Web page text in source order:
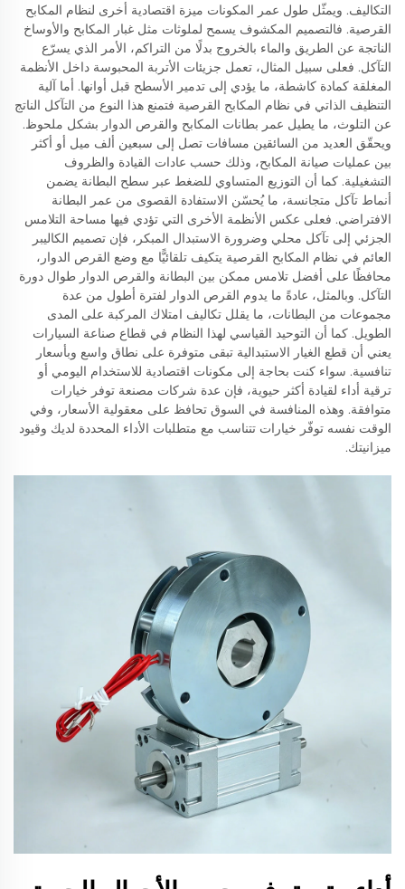
التكاليف. ويمثّل طول عمر المكونات ميزة اقتصادية أخرى لنظام المكابح
القرصية. فالتصميم المكشوف يسمح لملوثات مثل غبار المكابح والأوساخ
الناتجة عن الطريق والماء بالخروج بدلًا من التراكم، الأمر الذي يسرّع
التآكل. فعلى سبيل المثال، تعمل جزيئات الأتربة المحبوسة داخل الأنظمة
المغلقة كمادة كاشطة، ما يؤدي إلى تدمير الأسطح قبل أوانها. أما آلية
التنظيف الذاتي في نظام المكابح القرصية فتمنع هذا النوع من التآكل الناتج
عن التلوث، ما يطيل عمر بطانات المكابح والقرص الدوار بشكل ملحوظ.
ويحقّق العديد من السائقين مسافات تصل إلى سبعين ألف ميل أو أكثر
بين عمليات صيانة المكابح، وذلك حسب عادات القيادة والظروف
التشغيلية. كما أن التوزيع المتساوي للضغط عبر سطح البطانة يضمن
أنماط تآكل متجانسة، ما يُحسّن الاستفادة القصوى من عمر البطانة
الافتراضي. فعلى عكس الأنظمة الأخرى التي تؤدي فيها مساحة التلامس
الجزئي إلى تآكل محلي وضرورة الاستبدال المبكر، فإن تصميم الكاليبر
العائم في نظام المكابح القرصية يتكيف تلقائيًّا مع وضع القرص الدوار،
محافظًا على أفضل تلامس ممكن بين البطانة والقرص الدوار طوال دورة
التآكل. وبالمثل، عادةً ما يدوم القرص الدوار لفترة أطول من عدة
مجموعات من البطانات، ما يقلل تكاليف امتلاك المركبة على المدى
الطويل. كما أن التوحيد القياسي لهذا النظام في قطاع صناعة السيارات
يعني أن قطع الغيار الاستبدالية تبقى متوفرة على نطاق واسع وبأسعار
تنافسية. سواء كنت بحاجة إلى مكونات اقتصادية للاستخدام اليومي أو
ترقية أداء لقيادة أكثر حيوية، فإن عدة شركات مصنعة توفر خيارات
متوافقة. وهذه المنافسة في السوق تحافظ على معقولية الأسعار، وفي
الوقت نفسه توفّر خيارات تتناسب مع متطلبات الأداء المحددة لديك وقيود
ميزانيتك.